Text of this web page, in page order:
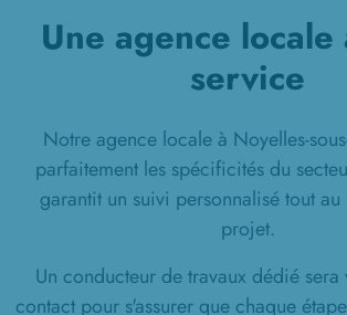
Une agence
service
Notre agence locale à Noyelles-
parfaitement les spécificités du
garantit un suivi personnalisé tout
projet.
Un conducteur de travaux dédié
contact pour s'assurer que chaque